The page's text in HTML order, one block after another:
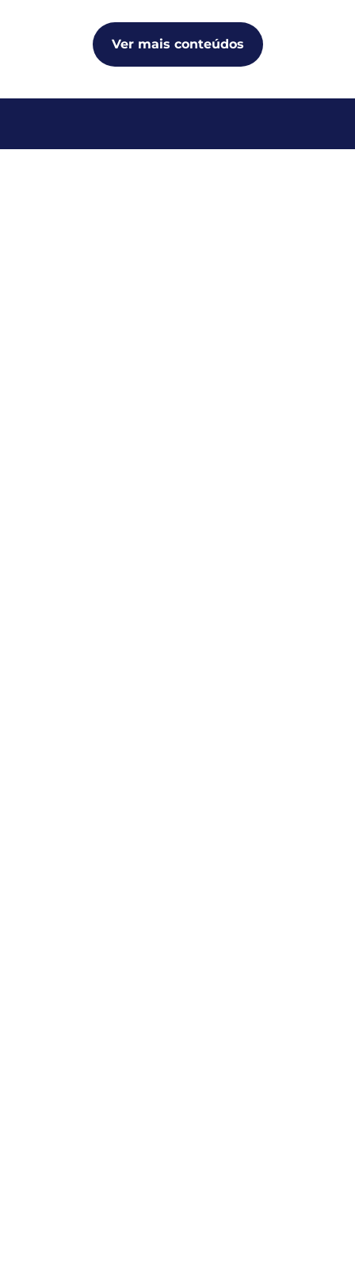
Ver mais conteúdos